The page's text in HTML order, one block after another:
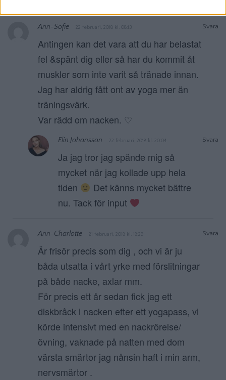
Svara
Ann-Sofie 22 februari, 2018 kl. 08:13
Antingen kan det vara att du har belastat
fel &spänt dig eller så har du kommit åt
muskler som inte varit så tränade innan.
Jag har aldrig fått ont av yoga mer än
träningsvärk.
Var rädd om nacken. ♡
Svara
Elin Johansson 22 februari, 2018 kl. 20:04
Ja jag tror jag spände mig så
mycket när jag kollade upp hela
tiden
Det känns mycket bättre
nu. Tack för input
Svara
Ann-Charlotte 21 februari, 2018 kl. 18:29
Är frisör precis som dig , och vi är ju
båda utsatta i vårt yrke med förslitningar
på både nacke, axlar mm.
För precis ett år sedan fick jag ett
diskbråck i nacken efter ett yogapass, vi
körde intensivt med en nackrörelse/
övning, vaknade på natten med dom
värsta smärtor jag nånsin haft i min arm,
nervsmärtor .